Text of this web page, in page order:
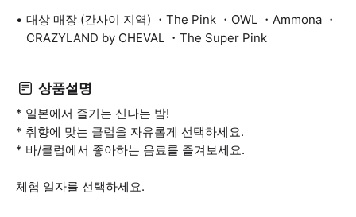
대상 매장 (간사이 지역) ・The Pink ・OWL ・Ammona ・
CRAZYLAND by CHEVAL ・The Super Pink
상품설명
* 일본에서 즐기는 신나는 밤!
* 취향에 맞는 클럽을 자유롭게 선택하세요.
* 바/클럽에서 좋아하는 음료를 즐겨보세요.
체험 일자를 선택하세요.